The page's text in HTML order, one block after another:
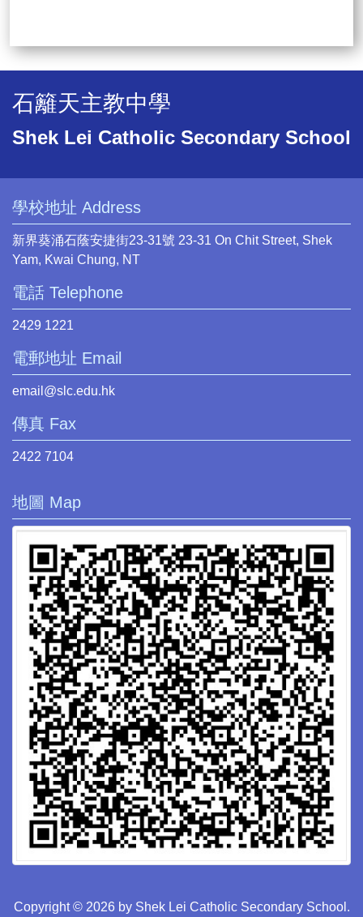
石籬天主教中學
Shek Lei Catholic Secondary School
學校地址 Address
新界葵涌石蔭安捷街23-31號 23-31 On Chit Street, Shek
Yam, Kwai Chung, NT
電話 Telephone
2429 1221
電郵地址 Email
email@slc.edu.hk
傳真 Fax
2422 7104
地圖 Map
Copyright © 2026 by Shek Lei Catholic Secondary School.